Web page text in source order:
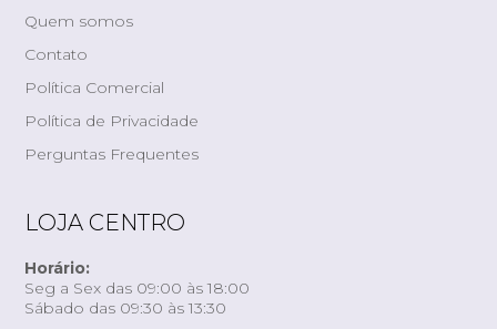
Quem somos
Contato
Política Comercial
Política de Privacidade
Perguntas Frequentes
LOJA CENTRO
Horário:
Seg a Sex das 09:00 às 18:00
Sábado das 09:30 às 13:30